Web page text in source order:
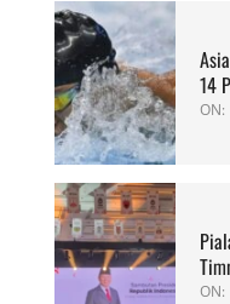
14
ON:
ON: